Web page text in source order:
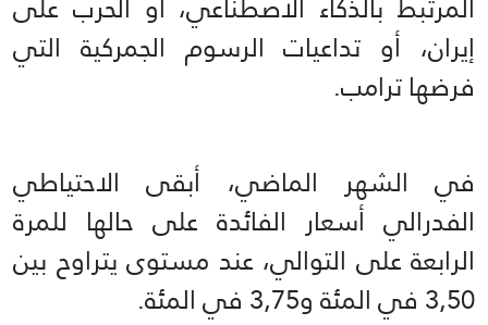
إيران، أو تداعيات الرسوم الجمركية التي
فرضها ترامب.
في الشهر الماضي، أبقى الاحتياطي
الفدرالي أسعار الفائدة على حالها للمرة
الرابعة على التوالي، عند مستوى يتراوح بين
3,50 في المئة و3,75 في المئة.